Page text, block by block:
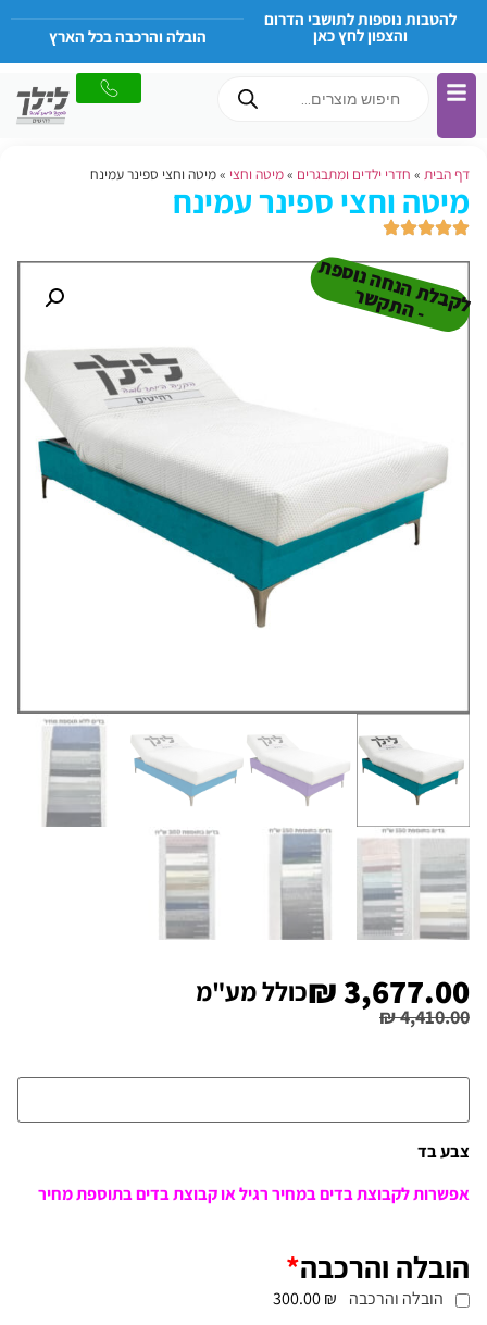
להטבות נוספות לתושבי הדרום
והצפון לחץ כאן הובלה והרכבה בכל הארץ
דף הבית » חדרי ילדים ומתבגרים »מיטה וחצי »מיטה וחצי ספינר עמינח
מיטה וחצי ספינר עמינח
ל
ק
ב
ל
ת
הנ
ח
ה נו
ס
פ
ת
-
ה
ת
ק
ש
ר
₪4,410.00
₪3,677.00 כולל מע"מ
צבע בד
אפשרות לקבוצת בדים במחיר רגיל או קבוצת בדים בתוספת מחיר
הובלה והרכבה*
הובלה והרכבה
₪ 300.00